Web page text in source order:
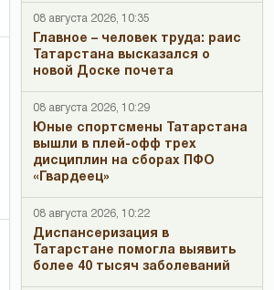
08 августа 2026, 10:35
Главное – человек труда: раис
Татарстана высказался о
новой Доске почета
08 августа 2026, 10:29
Юные спортсмены Татарстана
вышли в плей-офф трех
дисциплин на сборах ПФО
«Гвардеец»
08 августа 2026, 10:22
Диспансеризация в
Татарстане помогла выявить
более 40 тысяч заболеваний